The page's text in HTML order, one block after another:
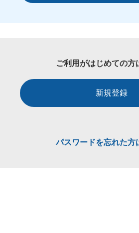
ご利用がはじめての方
新規登録
パスワードを忘れた方